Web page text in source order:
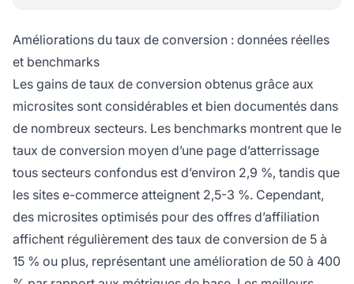
Améliorations du taux de conversion : données réelles
et benchmarks
Les gains de taux de conversion obtenus grâce aux
microsites sont considérables et bien documentés dans
de nombreux secteurs. Les benchmarks montrent que le
taux de conversion moyen d’une page d’atterrissage
tous secteurs confondus est d’environ 2,9 %, tandis que
les sites e-commerce atteignent 2,5-3 %. Cependant,
des microsites optimisés pour des offres d’affiliation
affichent régulièrement des taux de conversion de 5 à
15 % ou plus, représentant une amélioration de 50 à 400